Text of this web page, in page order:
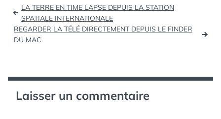
CM français est une
femme…
de
l’article
LA TERRE EN TIME LAPSE DEPUIS LA STATION
SPATIALE INTERNATIONALE
REGARDER LA TÉLÉ DIRECTEMENT DEPUIS LE FINDER
DU MAC
Laisser un commentaire